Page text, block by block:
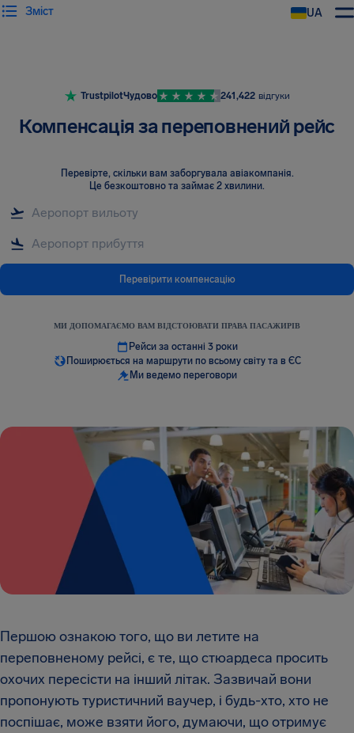
UA
Зміст
TrustpilotЧудово 241,422 відгуки
Компенсація за переповнений рейс
Перевірте, скільки вам заборгувала авіакомпанія.
Це безкоштовно та займає 2 хвилини.
Перевірити компенсацію
МИ ДОПОМАГАЄМО ВАМ ВІДСТОЮВАТИ ПРАВА ПАСАЖИРІВ
Рейси за останні 3 роки
Поширюється на маршрути по всьому світу та в ЄС
Ми ведемо переговори
Першою ознакою того, що ви летите на
переповненому рейсі, є те, що стюардеса просить
охочих пересісти на інший літак. Зазвичай вони
пропонують туристичний ваучер, і будь-хто, хто не
поспішає, може взяти його, думаючи, що отримує